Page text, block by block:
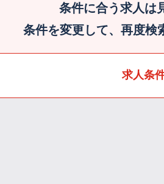
条件に合う求人は
条件を変更して、再度検
求人条